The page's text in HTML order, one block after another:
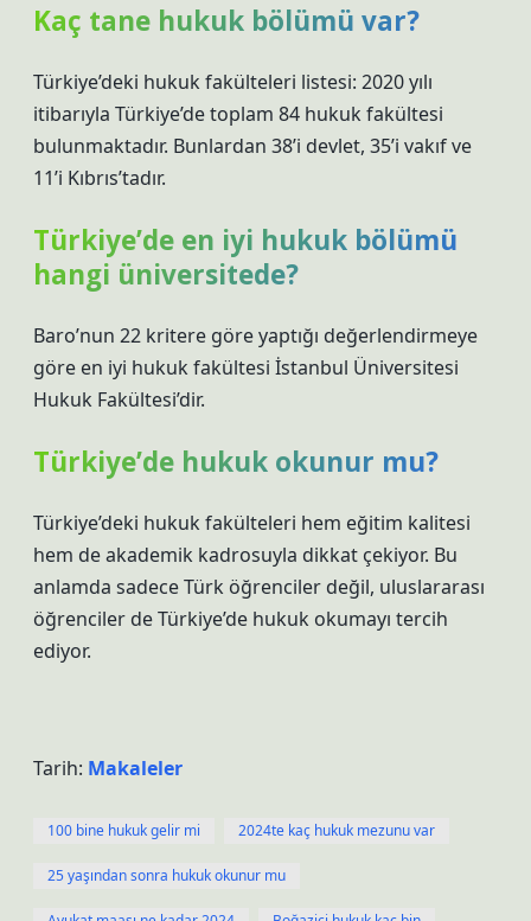
Kaç tane hukuk bölümü var?
Türkiye’deki hukuk fakülteleri listesi: 2020 yılı
itibarıyla Türkiye’de toplam 84 hukuk fakültesi
bulunmaktadır. Bunlardan 38’i devlet, 35’i vakıf ve
11’i Kıbrıs’tadır.
Türkiye’de en iyi hukuk bölümü
hangi üniversitede?
Baro’nun 22 kritere göre yaptığı değerlendirmeye
göre en iyi hukuk fakültesi İstanbul Üniversitesi
Hukuk Fakültesi’dir.
Türkiye’de hukuk okunur mu?
Türkiye’deki hukuk fakülteleri hem eğitim kalitesi
hem de akademik kadrosuyla dikkat çekiyor. Bu
anlamda sadece Türk öğrenciler değil, uluslararası
öğrenciler de Türkiye’de hukuk okumayı tercih
ediyor.
Tarih: Makaleler
100 bine hukuk gelir mi 2024te kaç hukuk mezunu var
25 yaşından sonra hukuk okunur mu